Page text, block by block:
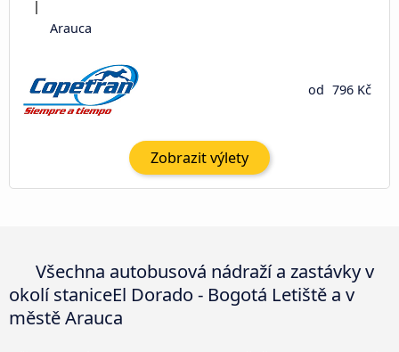
Arauca
od 796 Kč
Zobrazit výlety
Všechna autobusová nádraží a zastávky v
okolí staniceEl Dorado - Bogotá Letiště a v
městě Arauca